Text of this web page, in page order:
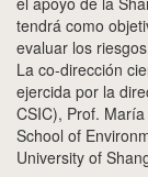
tendrá como
evaluar los
La co-dirección
ejercida por la
CSIC), Prof.
School of
University of